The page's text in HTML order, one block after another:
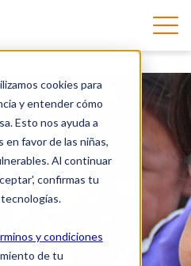
cookies para
y entender cómo
Esto nos ayuda a
en favor de las niñas,
Al continuar
confirmas tu
y condiciones
de tu